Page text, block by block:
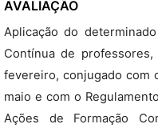
AVALIAÇÃO
Aplicação do
Contínua de
fevereiro, conjugado com
maio e com o
Ações de Formação